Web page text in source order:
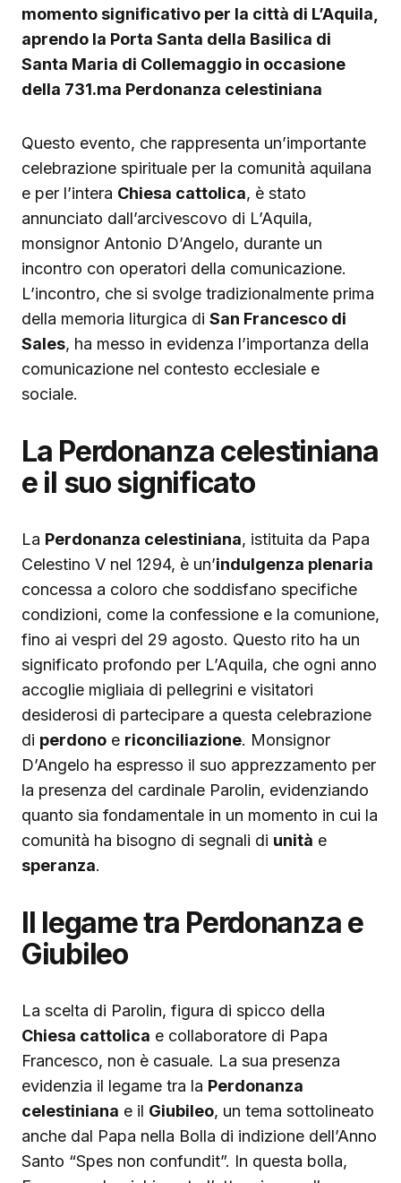
momento significativo per la città di L’Aquila,
aprendo la Porta Santa della Basilica di
Santa Maria di Collemaggio in occasione
della 731.ma Perdonanza celestiniana
Questo evento, che rappresenta un’importante
celebrazione spirituale per la comunità aquilana
e per l’intera Chiesa cattolica, è stato
annunciato dall’arcivescovo di L’Aquila,
monsignor Antonio D’Angelo, durante un
incontro con operatori della comunicazione.
L’incontro, che si svolge tradizionalmente prima
della memoria liturgica di San Francesco di
Sales, ha messo in evidenza l’importanza della
comunicazione nel contesto ecclesiale e
sociale.
La Perdonanza celestiniana
e il suo significato
La Perdonanza celestiniana, istituita da Papa
Celestino V nel 1294, è un’indulgenza plenaria
concessa a coloro che soddisfano specifiche
condizioni, come la confessione e la comunione,
fino ai vespri del 29 agosto. Questo rito ha un
significato profondo per L’Aquila, che ogni anno
accoglie migliaia di pellegrini e visitatori
desiderosi di partecipare a questa celebrazione
di perdono e riconciliazione. Monsignor
D’Angelo ha espresso il suo apprezzamento per
la presenza del cardinale Parolin, evidenziando
quanto sia fondamentale in un momento in cui la
comunità ha bisogno di segnali di unità e
speranza.
Il legame tra Perdonanza e
Giubileo
La scelta di Parolin, figura di spicco della
Chiesa cattolica e collaboratore di Papa
Francesco, non è casuale. La sua presenza
evidenzia il legame tra la Perdonanza
celestiniana e il Giubileo, un tema sottolineato
anche dal Papa nella Bolla di indizione dell’Anno
Santo “Spes non confundit”. In questa bolla,